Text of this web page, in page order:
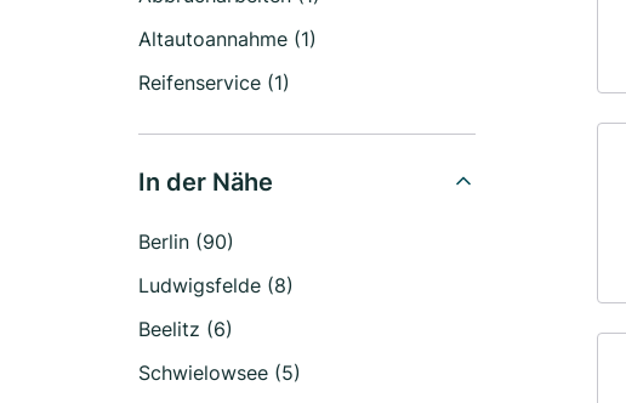
Altautoannahme (1)
Reifenservice (1)
In der Nähe
Berlin (90)
Ludwigsfelde (8)
Beelitz (6)
Schwielowsee (5)